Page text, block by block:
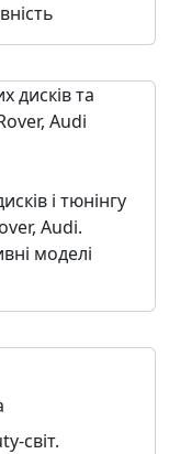
і тюнінгу
Audi.
моделі
світ.